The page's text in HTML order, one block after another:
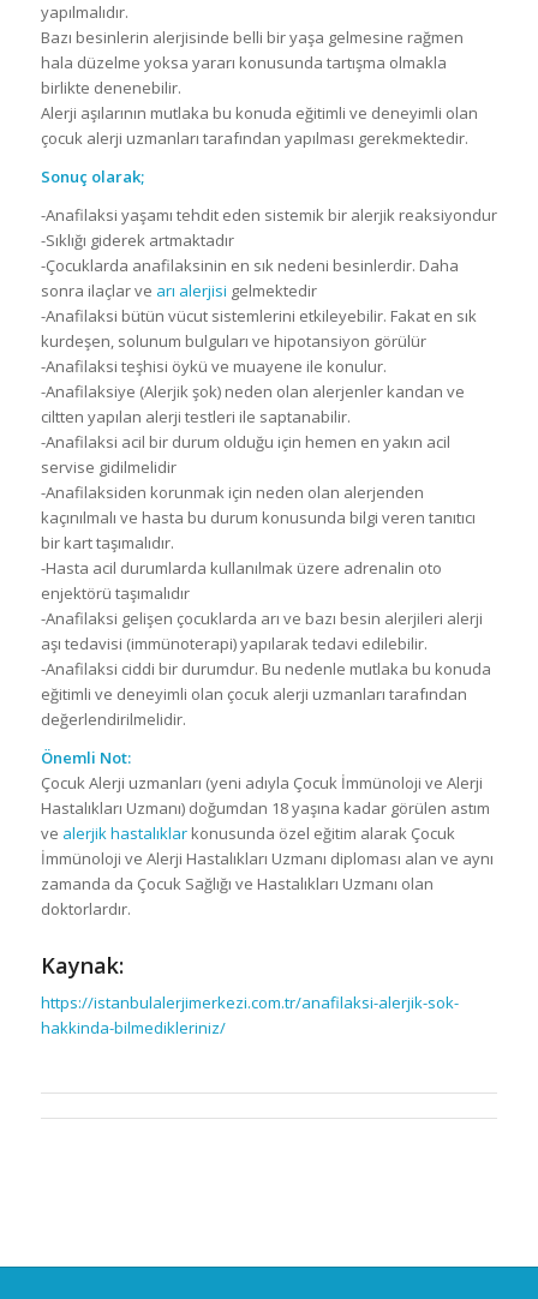
yapılmalıdır.
Bazı besinlerin alerjisinde belli bir yaşa gelmesine rağmen
hala düzelme yoksa yararı konusunda tartışma olmakla
birlikte denenebilir.
Alerji aşılarının mutlaka bu konuda eğitimli ve deneyimli olan
çocuk alerji uzmanları tarafından yapılması gerekmektedir.
Sonuç olarak;
-Anafilaksi yaşamı tehdit eden sistemik bir alerjik reaksiyondur
-Sıklığı giderek artmaktadır
-Çocuklarda anafilaksinin en sık nedeni besinlerdir. Daha
sonra ilaçlar ve arı alerjisi gelmektedir
-Anafilaksi bütün vücut sistemlerini etkileyebilir. Fakat en sık
kurdeşen, solunum bulguları ve hipotansiyon görülür
-Anafilaksi teşhisi öykü ve muayene ile konulur.
-Anafilaksiye (Alerjik şok) neden olan alerjenler kandan ve
ciltten yapılan alerji testleri ile saptanabilir.
-Anafilaksi acil bir durum olduğu için hemen en yakın acil
servise gidilmelidir
-Anafilaksiden korunmak için neden olan alerjenden
kaçınılmalı ve hasta bu durum konusunda bilgi veren tanıtıcı
bir kart taşımalıdır.
-Hasta acil durumlarda kullanılmak üzere adrenalin oto
enjektörü taşımalıdır
-Anafilaksi gelişen çocuklarda arı ve bazı besin alerjileri alerji
aşı tedavisi (immünoterapi) yapılarak tedavi edilebilir.
-Anafilaksi ciddi bir durumdur. Bu nedenle mutlaka bu konuda
eğitimli ve deneyimli olan çocuk alerji uzmanları tarafından
değerlendirilmelidir.
Önemli Not:
Çocuk Alerji uzmanları (yeni adıyla Çocuk İmmünoloji ve Alerji
Hastalıkları Uzmanı) doğumdan 18 yaşına kadar görülen astım
ve alerjik hastalıklarkonusunda özel eğitim alarak Çocuk
İmmünoloji ve Alerji Hastalıkları Uzmanı diploması alan ve aynı
zamanda da Çocuk Sağlığı ve Hastalıkları Uzmanı olan
doktorlardır.
Kaynak:
https://istanbulalerjimerkezi.com.tr/anafilaksi-alerjik-sok-
hakkinda-bilmedikleriniz/